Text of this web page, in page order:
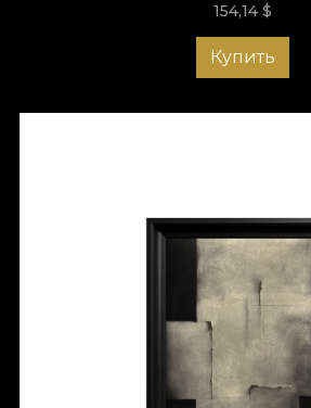
154,14 $
Купить